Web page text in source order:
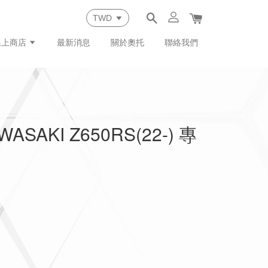
商店 最新消息 關於奧托 聯絡我們
Z650RS(22-) 專